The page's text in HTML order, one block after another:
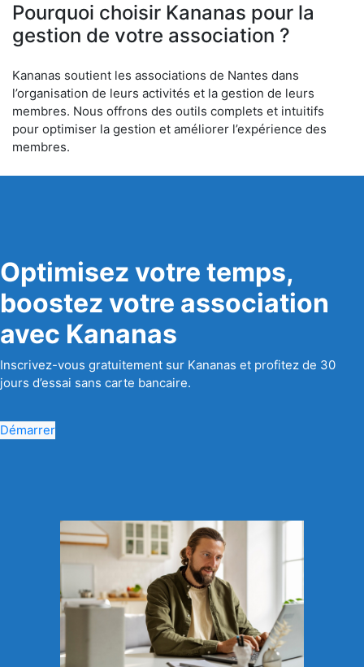
Pourquoi choisir Kananas pour la
gestion de votre association ?
Kananas soutient les associations de Nantes dans
l’organisation de leurs activités et la gestion de leurs
membres. Nous offrons des outils complets et intuitifs
pour optimiser la gestion et améliorer l’expérience des
membres.
Optimisez votre temps,
boostez votre association
avec Kananas
Inscrivez-vous gratuitement sur Kananas et profitez de 30
jours d’essai sans carte bancaire.
Démarrer